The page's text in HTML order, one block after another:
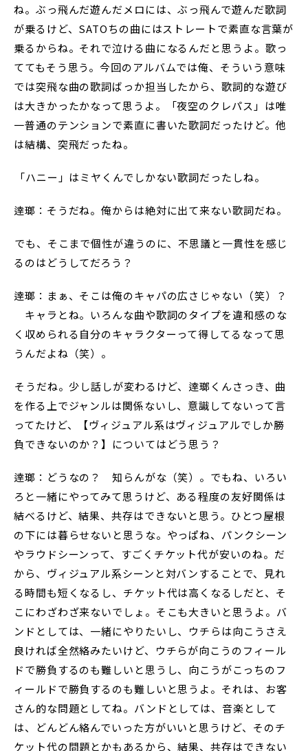
ね。ぶっ飛んだ遊んだメロには、ぶっ飛んで遊んだ歌詞
が乗るけど、SATOちの曲にはストレートで素直な言葉が
乗るからね。それで泣ける曲になるんだと思うよ。歌っ
ててもそう思う。今回のアルバムでは俺、そういう意味
では突飛な曲の歌詞ばっか担当したから、歌詞的な遊び
は大きかったかなって思うよ。「夜空のクレパス」は唯
一普通のテンションで素直に書いた歌詞だったけど。他
は結構、突飛だったね。
――「ハニー」はミヤくんでしかない歌詞だったしね。
逹瑯：そうだね。俺からは絶対に出て来ない歌詞だね。
――でも、そこまで個性が違うのに、不思議と一貫性を感じ
るのはどうしてだろう？
逹瑯：まぁ、そこは俺のキャパの広さじゃない（笑）？
キャラとね。いろんな曲や歌詞のタイプを違和感のな
く収められる自分のキャラクターって得してるなって思
うんだよね（笑）。
――そうだね。少し話しが変わるけど、逹瑯くんさっき、曲
を作る上でジャンルは関係ないし、意識してないって言
ってたけど、【ヴィジュアル系はヴィジュアルでしか勝
負できないのか？】についてはどう思う？
逹瑯：どうなの？ 知らんがな（笑）。でもね、いろい
ろと一緒にやってみて思うけど、ある程度の友好関係は
結べるけど、結果、共存はできないと思う。ひとつ屋根
の下には暮らせないと思うな。やっぱね、パンクシーン
やラウドシーンって、すごくチケット代が安いのね。だ
から、ヴィジュアル系シーンと対バンすることで、見れ
る時間も短くなるし、チケット代は高くなるしだと、そ
こにわざわざ来ないでしょ。そこも大きいと思うよ。バ
ンドとしては、一緒にやりたいし、ウチらは向こうさえ
良ければ全然絡みたいけど、ウチらが向こうのフィール
ドで勝負するのも難しいと思うし、向こうがこっちのフ
ィールドで勝負するのも難しいと思うよ。それは、お客
さん的な問題としてね。バンドとしては、音楽として
は、どんどん絡んでいった方がいいと思うけど、そのチ
ケット代の問題とかもあるから、結果、共存はできない